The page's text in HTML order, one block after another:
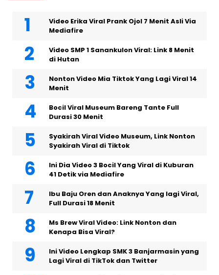
Video Erika Viral Prank Ojol 7 Menit Asli Via
Mediafire
Video SMP 1 Sanankulon Viral: Link 8 Menit
di Hutan
Nonton Video Mia Tiktok Yang Lagi Viral 14
Menit
Bocil Viral Museum Bareng Tante Full
Durasi 30 Menit
Syakirah Viral Video Museum, Link Nonton
Syakirah Viral di Tiktok
Ini Dia Video 3 Bocil Yang Viral di Kuburan
41 Detik via Mediafire
Ibu Baju Oren dan Anaknya Yang lagi Viral,
Full Durasi 18 Menit
Ms Brew Viral Video: Link Nonton dan
Kenapa Bisa Viral?
Ini Video Lengkap SMK 3 Banjarmasin yang
Lagi Viral di TikTok dan Twitter